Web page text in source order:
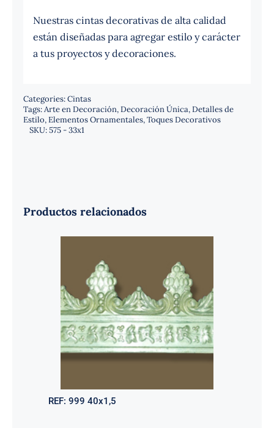
Nuestras cintas decorativas de alta calidad
están diseñadas para agregar estilo y carácter
a tus proyectos y decoraciones.
Categories:Cintas
Tags:Arte en Decoración,Decoración Única,Detalles de
Estilo,Elementos Ornamentales,Toques Decorativos
SKU:575 - 33x1
Productos relacionados
REF: 999 40x1,5